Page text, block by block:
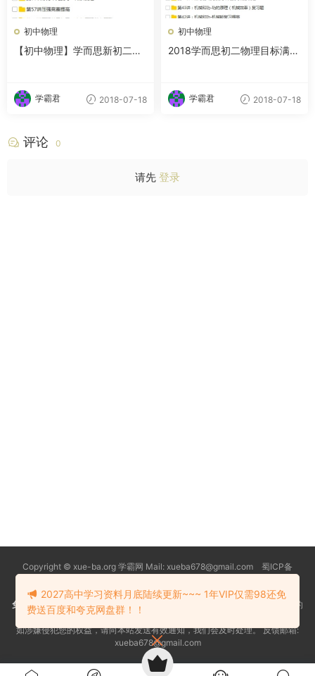
初中物理
【初中物理】学而思新初二物
学霸君 2018-07-18
初中物理
2018学而思初二物理目标满分
学霸君 2018-07-18
评论 0
请先 登录
Copyright © xue-ba.org 学霸网 Mail: xueba678@gmail.com 蜀ICP备
常见问题
更新日志 忘记密码本站推荐浏览器：Edge浏览器
免责声明：本站资源均搜索自互联网和网友分享,仅供大家学习交流,不对资料的
真实性和安全性负责！
如涉嫌侵犯您的权益，请向本站发送有效通知，我们会及时处理。 反馈邮箱:
xueba678@gmail.com
2027高中学习资料月底陆续更新~~~ 1年VIP仅需98还免
费送百度和夸克网盘群！！